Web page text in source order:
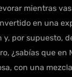
mientras
en una
por supuesto,
¿sabías que
con una